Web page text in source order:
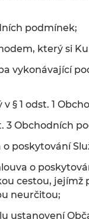
podmínek;
který si
vykonávající
§ 1 odst. 1
3 Obchodních
poskytování
o
cestou,
neurčitou;
ustanovení